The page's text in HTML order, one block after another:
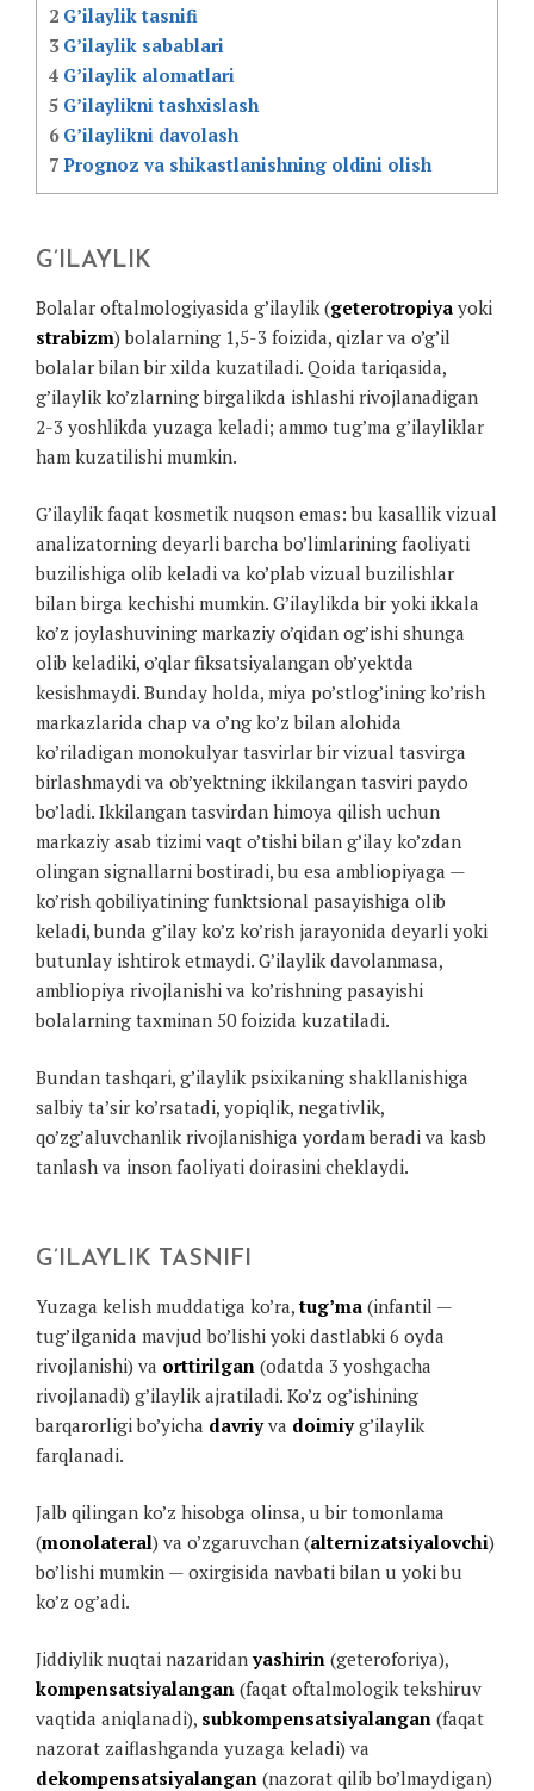
2 G’ilaylik tasnifi
3G’ilaylik sabablari
4 G’ilaylik alomatlari
5 G’ilaylikni tashxislash
6G’ilaylikni davolash
7 Prognoz va shikastlanishning oldini olish
G’ILAYLIK
Bolalar oftalmologiyasida g’ilaylik (geterotropiya yoki
strabizm) bolalarning 1,5-3 foizida, qizlar va o’g’il
bolalar bilan bir xilda kuzatiladi. Qoida tariqasida,
g’ilaylik ko’zlarning birgalikda ishlashi rivojlanadigan
2-3 yoshlikda yuzaga keladi; ammo tug’ma g’ilayliklar
ham kuzatilishi mumkin.
G’ilaylik faqat kosmetik nuqson emas: bu kasallik vizual
analizatorning deyarli barcha bo’limlarining faoliyati
buzilishiga olib keladi va ko’plab vizual buzilishlar
bilan birga kechishi mumkin. G’ilaylikda bir yoki ikkala
ko’z joylashuvining markaziy o’qidan og’ishi shunga
olib keladiki, o’qlar fiksatsiyalangan ob’yektda
kesishmaydi. Bunday holda, miya po’stlog’ining ko’rish
markazlarida chap va o’ng ko’z bilan alohida
ko’riladigan monokulyar tasvirlar bir vizual tasvirga
birlashmaydi va ob’yektning ikkilangan tasviri paydo
bo’ladi. Ikkilangan tasvirdan himoya qilish uchun
markaziy asab tizimi vaqt o’tishi bilan g’ilay ko’zdan
olingan signallarni bostiradi, bu esa ambliopiyaga —
ko’rish qobiliyatining funktsional pasayishiga olib
keladi, bunda g’ilay ko’z ko’rish jarayonida deyarli yoki
butunlay ishtirok etmaydi. G’ilaylik davolanmasa,
ambliopiya rivojlanishi va ko’rishning pasayishi
bolalarning taxminan 50 foizida kuzatiladi.
Bundan tashqari, g’ilaylik psixikaning shakllanishiga
salbiy ta’sir ko’rsatadi, yopiqlik, negativlik,
qo’zg’aluvchanlik rivojlanishiga yordam beradi va kasb
tanlash va inson faoliyati doirasini cheklaydi.
G’ILAYLIK TASNIFI
Yuzaga kelish muddatiga ko’ra,tug’ma (infantil —
tug’ilganida mavjud bo’lishi yoki dastlabki 6 oyda
rivojlanishi) va orttirilgan (odatda 3 yoshgacha
rivojlanadi) g’ilaylik ajratiladi. Ko’z og’ishining
barqarorligi bo’yicha davriyva doimiyg’ilaylik
farqlanadi.
Jalb qilingan ko’z hisobga olinsa, u bir tomonlama
(monolateral) va o’zgaruvchan (alternizatsiyalovchi)
bo’lishi mumkin — oxirgisida navbati bilan u yoki bu
ko’z og’adi.
Jiddiylik nuqtai nazaridanyashirin (geteroforiya),
kompensatsiyalangan (faqat oftalmologik tekshiruv
vaqtida aniqlanadi), subkompensatsiyalangan (faqat
nazorat zaiflashganda yuzaga keladi) va
dekompensatsiyalangan (nazorat qilib bo’lmaydigan)